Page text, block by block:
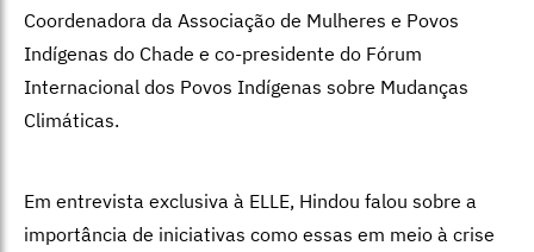
Coordenadora da Associação de Mulheres e Povos
Indígenas do Chade e co-presidente do Fórum
Internacional dos Povos Indígenas sobre Mudanças
Climáticas.
Em entrevista exclusiva à ELLE, Hindou falou sobre a
importância de iniciativas como essas em meio à crise